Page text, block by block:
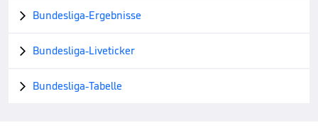
 Bundesliga-Ergebnisse
 Bundesliga-Liveticker
 Bundesliga-Tabelle